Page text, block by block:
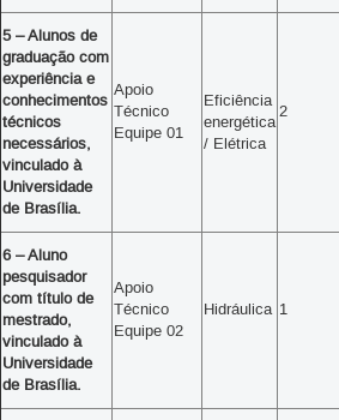
5 – Alunos de
graduação com
experiência e
conhecimentos
técnicos
necessários,
vinculado à
Universidade
de Brasília.
Apoio
Técnico
Equipe 01
Eficiência
energética
/ Elétrica
2
6 – Aluno
pesquisador
com título de
mestrado,
vinculado à
Universidade
de Brasília.
Apoio
Técnico
Equipe 02
Hidráulica 1